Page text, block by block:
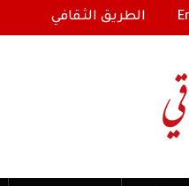
الطريق الثقافي